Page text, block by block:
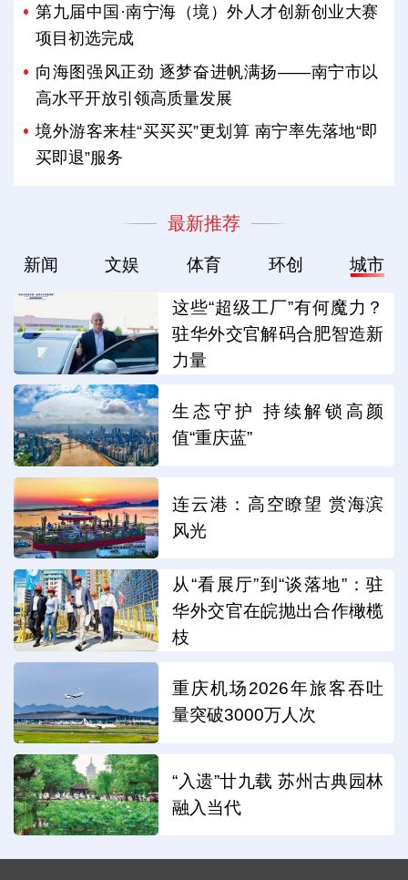
第九届中国·南宁海（境）外人才创新创业大赛
项目初选完成
向海图强风正劲 逐梦奋进帆满扬——南宁市以
高水平开放引领高质量发展
境外游客来桂“买买买”更划算 南宁率先落地“即
买即退”服务
最新推荐
新闻 文娱 体育 环创 城市
这些“超级工厂”有何魔力？
驻华外交官解码合肥智造新
力量
生态守护 持续解锁高颜
值“重庆蓝”
连云港：高空瞭望 赏海滨
风光
从“看展厅”到“谈落地”：驻
华外交官在皖抛出合作橄榄
枝
重庆机场2026年旅客吞吐
量突破3000万人次
“入遗”廿九载 苏州古典园林
融入当代